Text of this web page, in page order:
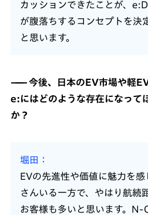
カッションできたことが、
が腹落ちするコンセプトを決
と思います。
今後、日本のEV市場や軽
e:にはどのような存在になって
か？
堀田
EVの先進性や価値に魅力を感
さんいる一方で、やはり航続
お客様も多いと思います。N-